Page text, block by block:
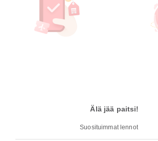
Älä jää paitsi!
Suosituimmat lennot